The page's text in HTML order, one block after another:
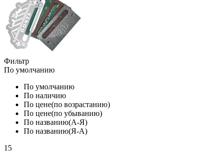
Фильтр
По умолчанию
По умолчанию
По наличию
По цене(по возрастанию)
По цене(по убыванию)
По названию(А-Я)
По названию(Я-А)
15